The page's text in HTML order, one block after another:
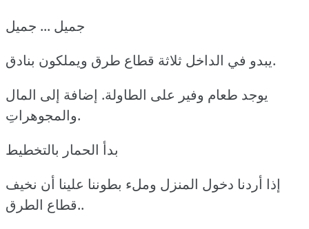
جميل ... جميل
يبدو في الداخل ثلاثة قطاع طرق ويملكون بنادق.
يوجد طعام وفير على الطاولة. إضافة إلی المال
والمجوهراتِ.
بدأ الحمار بالتخطيط
إذا أردنا دخول المنزل وملء بطوننا علينا أن نخيف
قطاع الطرق..